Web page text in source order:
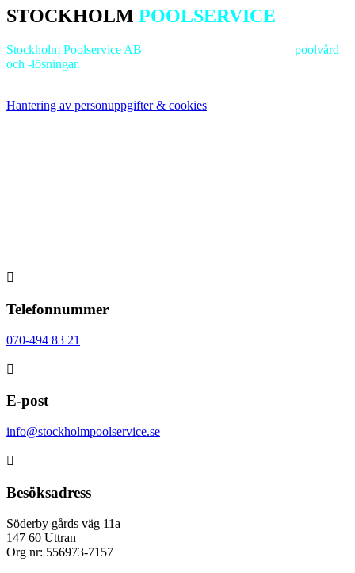
STOCKHOLM POOLSERVICE
Stockholm Poolservice AB
poolvård
och -lösningar.
Hantering av personuppgifter & cookies

Telefonnummer
070-494 83 21

E-post
info@stockholmpoolservice.se

Besöksadress
Söderby gårds väg 11a
147 60 Uttran
Org nr: 556973-7157